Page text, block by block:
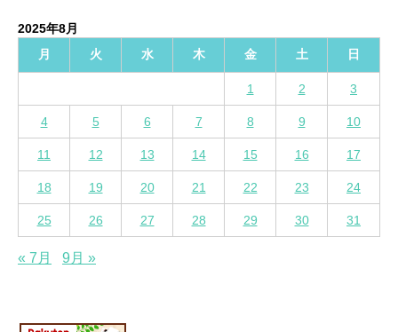
ブ
2025年8月
月
火 水 木 金 土 日
1 2 3
4 5 6 7 8 9 10
11 12 13 14 15 16 17
18 19 20 21 22 23 24
25 26 27 28 29 30 31
« 7月 9月 »